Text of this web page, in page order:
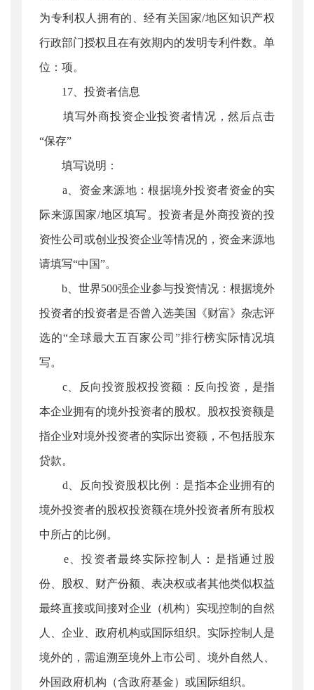
为专利权人拥有的、经有关国家/地区知识产权
行政部门授权且在有效期内的发明专利件数。单
位：项。
17、投资者信息
填写外商投资企业投资者情况，然后点击
“保存”
填写说明：
a、资金来源地：根据境外投资者资金的实
际来源国家/地区填写。投资者是外商投资的投
资性公司或创业投资企业等情况的，资金来源地
请填写“中国”。
b、世界500强企业参与投资情况：根据境外
投资者的投资者是否曾入选美国《财富》杂志评
选的“全球最大五百家公司”排行榜实际情况填
写。
c、反向投资股权投资额：反向投资，是指
本企业拥有的境外投资者的股权。股权投资额是
指企业对境外投资者的实际出资额，不包括股东
贷款。
d、反向投资股权比例：是指本企业拥有的
境外投资者的股权投资额在境外投资者所有股权
中所占的比例。
e、投资者最终实际控制人：是指通过股
份、股权、财产份额、表决权或者其他类似权益
最终直接或间接对企业（机构）实现控制的自然
人、企业、政府机构或国际组织。实际控制人是
境外的，需追溯至境外上市公司、境外自然人、
外国政府机构（含政府基金）或国际组织。